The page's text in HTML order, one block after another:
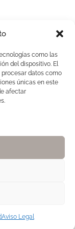
como las
del dispositivo. El
datos como
únicas en este
afectar
Aviso Legal
by Pilar